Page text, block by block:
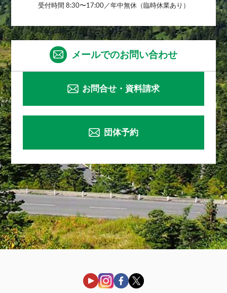
受付時間 8:30〜17:00／年中無休（臨時休業あり）
メールでのお問い合わせ
お問合せ・資料請求
団体予約